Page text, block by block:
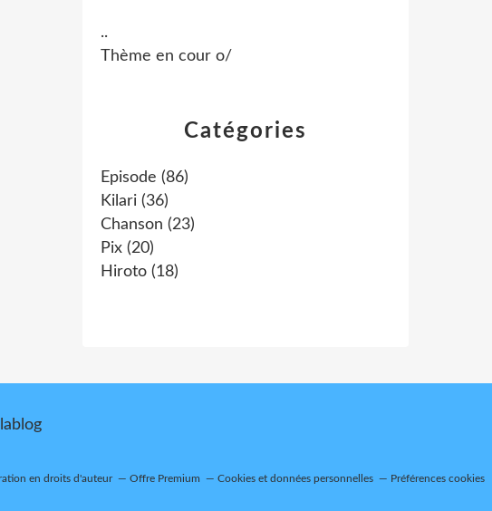
Catégories
Episode (86)
Kilari (36)
Chanson (23)
Pix (20)
Hiroto (18)
..
Thème en cour o/
en droits d'auteur Offre Premium Cookies et données personnelles Préférences cookies